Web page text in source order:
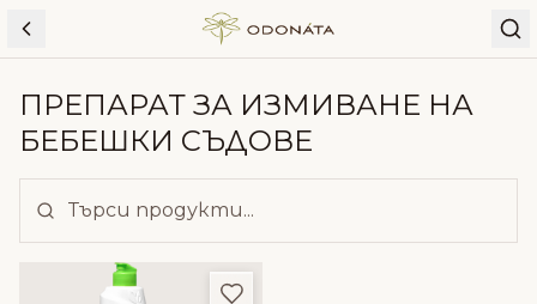
Skip to content
ПРЕПАРАТ ЗА ИЗМИВАНЕ НА
БЕБЕШКИ СЪДОВЕ
Добави в любими